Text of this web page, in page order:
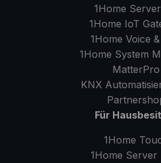
1Home Server
1Home IoT
1Home Voice
1Home System
MatterPro
KNX
Für
1Home
1Home Server